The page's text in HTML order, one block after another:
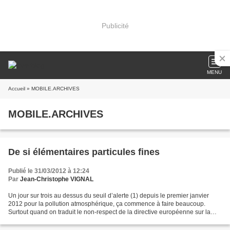
Publicité
MENU
Accueil » MOBILE.ARCHIVES
MOBILE.ARCHIVES
De si élémentaires particules fines
Publié le 31/03/2012 à 12:24
Par Jean-Christophe VIGNAL
Un jour sur trois au dessus du seuil d’alerte (1) depuis le premier janvier
2012 pour la pollution atmosphérique, ça commence à faire beaucoup.
Surtout quand on traduit le non-respect de la directive européenne sur la